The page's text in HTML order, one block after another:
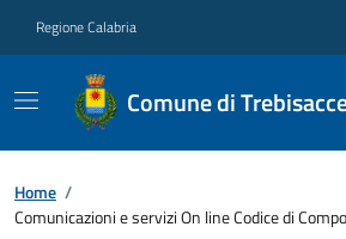
Regione Calabria
Comune di
Home /
Comunicazioni e servizi On line Codice di